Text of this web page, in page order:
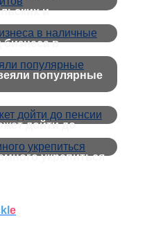
и
бизнеса в
популярные
дойти до
укрепиться
e